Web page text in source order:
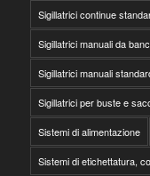
Sigillatrici continue
Sigillatrici manuali da
Sigillatrici manuali
Sigillatrici per buste e
Sistemi di alimentazione
Sistemi di etichettatura,